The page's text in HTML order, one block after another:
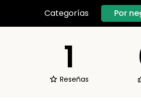
Categorías Por
1
Reseñas